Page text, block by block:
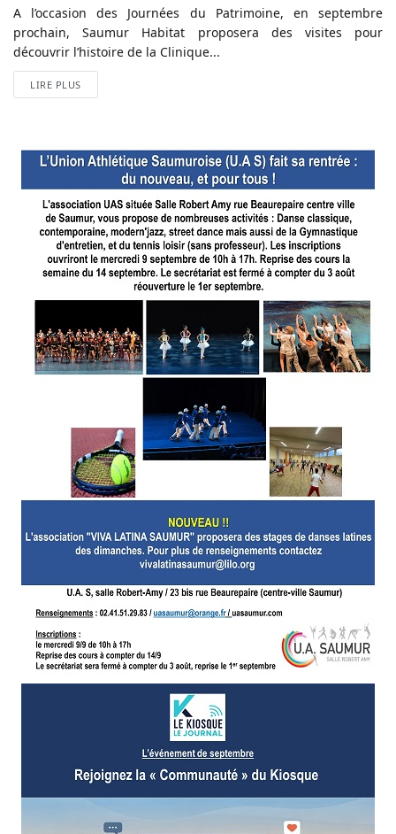
A l’occasion des Journées du Patrimoine, en septembre
prochain, Saumur Habitat proposera des visites pour
découvrir l’histoire de la Clinique...
LIRE PLUS